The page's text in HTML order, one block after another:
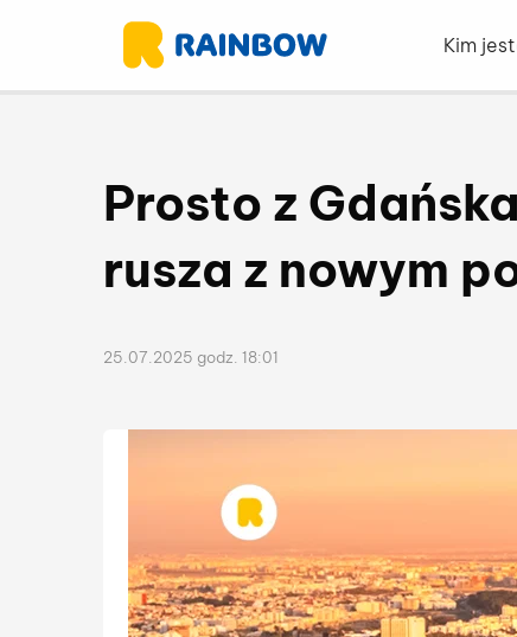
Kim
Prosto z
rusza z nowym
25.07.2025 godz. 18:01